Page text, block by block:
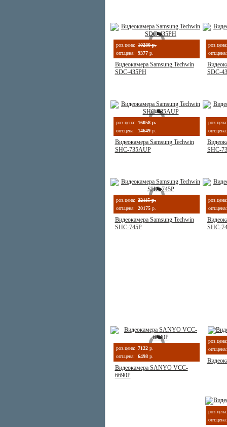
роз.цена: 10280 р.
опт.цена:
9377 р.
Видеокамера Samsung Techwin
SDC-435PH
роз.цена:
опт.цена:
SDC-
роз.цена: 16058 р.
опт.цена:
14649 р.
Видеокамера Samsung Techwin
SHC-735AUP
роз.цена:
опт.цена:
SHC-
роз.цена: 22115 р.
опт.цена:
20175 р.
Видеокамера Samsung Techwin
SHC-745P
роз.цена:
опт.цена:
SHC-
роз.цена: 7122 р.
опт.цена:
6498 р.
Видеокамера SANYO VCC-
6690P
роз.цена:
опт.цена:
роз.цена:
опт.цена: